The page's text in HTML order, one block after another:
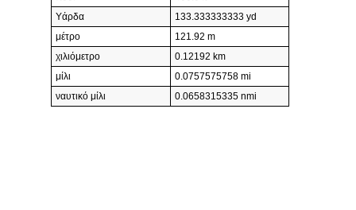
Υάρδα
133.333333333 yd
μέτρο
121.92 m
χιλιόμετρο
0.12192 km
μίλι
0.0757575758 mi
ναυτικό μίλι
0.0658315335 nmi